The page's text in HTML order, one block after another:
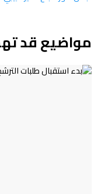
مواضيع قد